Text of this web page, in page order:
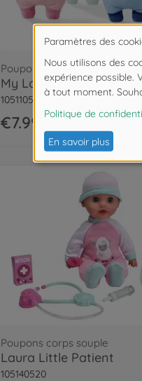
Poupons corps souple
105110521
€7.99
Poupons corps souple
Laura Little Patient
105140520